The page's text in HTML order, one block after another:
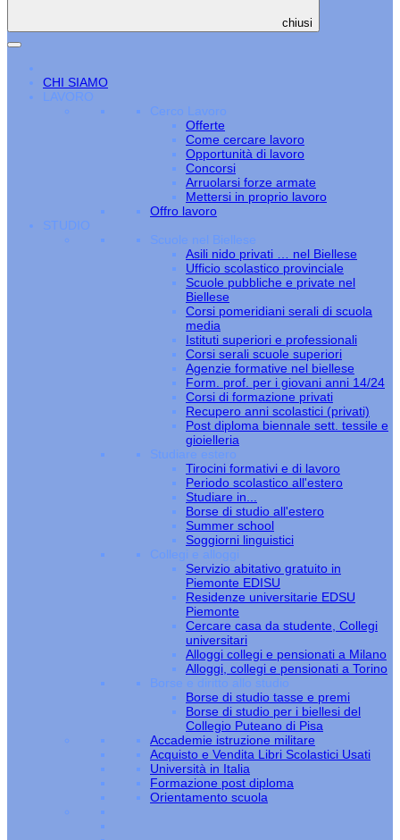
chiusi
CHI SIAMO
LAVORO
Cerco Lavoro
Offerte
Come cercare lavoro
Opportunità di lavoro
Concorsi
Arruolarsi forze armate
Mettersi in proprio lavoro
Offro lavoro
STUDIO
Scuole nel Biellese
Asili nido privati … nel Biellese
Ufficio scolastico provinciale
Scuole pubbliche e private nel
Biellese
Corsi pomeridiani serali di scuola
media
Istituti superiori e professionali
Corsi serali scuole superiori
Agenzie formative nel biellese
Form. prof. per i giovani anni 14/24
Corsi di formazione privati
Recupero anni scolastici (privati)
Post diploma biennale sett. tessile e
gioielleria
Studiare estero
Tirocini formativi e di lavoro
Periodo scolastico all'estero
Studiare in...
Borse di studio all'estero
Summer school
Soggiorni linguistici
Collegi e alloggi
Servizio abitativo gratuito in
Piemonte EDISU
Residenze universitarie EDSU
Piemonte
Cercare casa da studente, Collegi
universitari
Alloggi collegi e pensionati a Milano
Alloggi, collegi e pensionati a Torino
Borse e diritto allo studio
Borse di studio tasse e premi
Borse di studio per i biellesi del
Collegio Puteano di Pisa
Accademie istruzione militare
Acquisto e Vendita Libri Scolastici Usati
Università in Italia
Formazione post diploma
Orientamento scuola